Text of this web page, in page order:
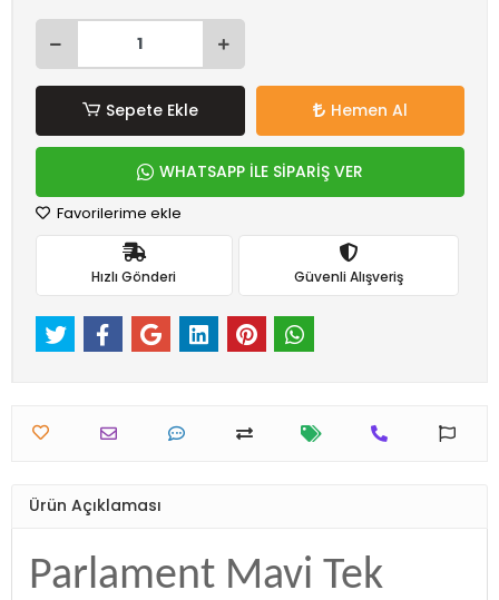
Sepete Ekle Hemen Al
WHATSAPP İLE SİPARİŞ VER
Favorilerime ekle
Hızlı Gönderi Güvenli Alışveriş
Ürün Açıklaması
Parlament Mavi Tek